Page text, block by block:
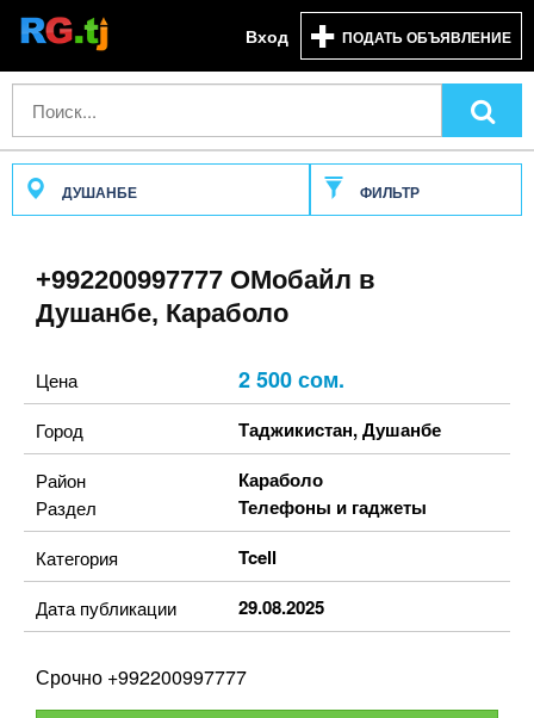
Вход ПОДАТЬ ОБЪЯВЛЕНИЕ
ДУШАНБЕ ФИЛЬТР
+992200997777 ОМобайл в
Душанбе, Караболо
Цена 2 500 сом.
Город Таджикистан,Душанбе
Район Караболо
Раздел Телефоны и гаджеты
Категория Tcell
Дата публикации 29.08.2025
Срочно +992200997777